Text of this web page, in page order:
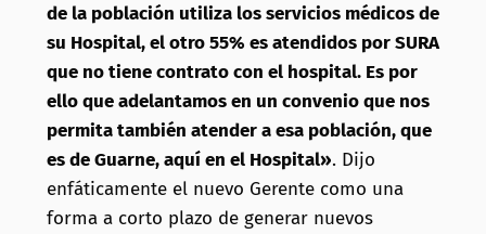
de la población utiliza los servicios médicos de
su Hospital, el otro 55% es atendidos por SURA
que no tiene contrato con el hospital. Es por
ello que adelantamos en un convenio que nos
permita también atender a esa población, que
es de Guarne, aquí en el Hospital». Dijo
enfáticamente el nuevo Gerente como una
forma a corto plazo de generar nuevos